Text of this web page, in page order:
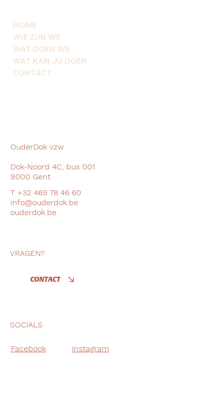
HOME
WIE ZIJN WE
WAT DOEN WE
WAT KAN JIJ DOEN
CONTACT
OuderDok vzw
Dok-Noord 4C, bus 001
9000 Gent
T +32 469 78 46 60
info@ouderdok.be
ouderdok.be
SOCIALS
Facebook Instagram
VRAGEN?
CONTACT